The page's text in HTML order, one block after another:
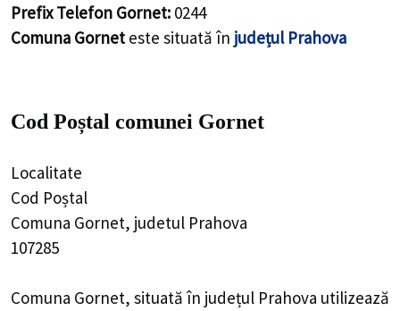
Prefix Telefon Gornet: 0244
Comuna Gornet este situată în județul Prahova
Cod Poștal comunei Gornet
Localitate
Cod Poștal
Comuna Gornet, judetul Prahova
107285
Comuna Gornet, situată în județul Prahova utilizează